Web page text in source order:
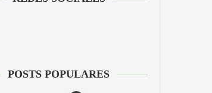
POSTS POPULARES